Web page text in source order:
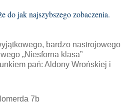
do jak najszybszego zobaczenia.
bardzo nastrojowego
„Niesforna klasa”
pań: Aldony Wrońskiej i
7b